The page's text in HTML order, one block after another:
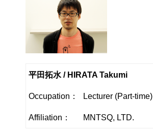
平田拓水 / HIRATA Takumi
Occupation： Lecturer (Part-time)
Affiliation： MNTSQ, LTD.